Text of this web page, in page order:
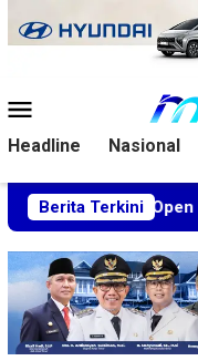
ke
Mobile
Headline Nasional
Berita Terkini
Open 2026